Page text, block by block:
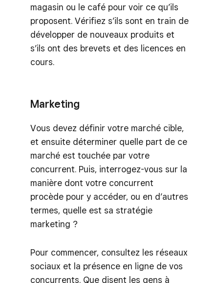
magasin ou le café pour voir ce qu’ils
proposent. Vérifiez s’ils sont en train de
développer de nouveaux produits et
s’ils ont des brevets et des licences en
cours.
Marketing
Vous devez définir votre marché cible,
et ensuite déterminer quelle part de ce
marché est touchée par votre
concurrent. Puis, interrogez-vous sur la
manière dont votre concurrent
procède pour y accéder, ou en d’autres
termes, quelle est sa stratégie
marketing ?
Pour commencer, consultez les réseaux
sociaux et la présence en ligne de vos
concurrents. Que disent les gens à